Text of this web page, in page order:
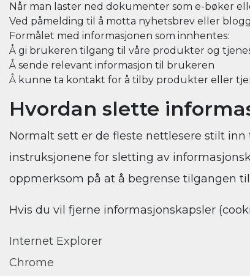
Når man laster ned dokumenter som e-bøker
Ved påmelding til å motta nyhetsbrev eller
Formålet med informasjonen som innhentes:
Å gi brukeren tilgang til våre produkter og
Å sende relevant informasjon til brukeren
Å kunne ta kontakt for å tilby produkter eller
Hvordan slette
Normalt sett er de fleste nettlesere stilt
instruksjonene for sletting av
oppmerksom på at å begrense tilgangen
Hvis du vil fjerne informasjonskapsler
Internet Explorer
Chrome